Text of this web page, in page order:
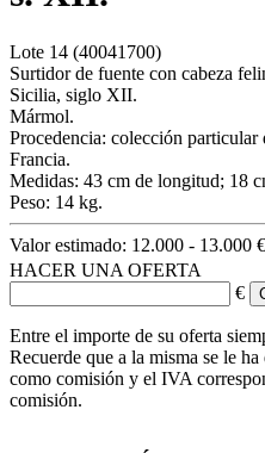
Lote 14 (40041700)
Surtidor de fuente con cabeza
Sicilia, siglo XII.
Mármol.
Procedencia: colección
Francia.
Medidas: 43 cm de longitud; 18
Peso: 14 kg.
Valor estimado: 12.000 - 13.000 €
HACER UNA OFERTA
€
Entre el importe de su oferta
Recuerde que a la misma se le
como comisión y el IVA
comisión.